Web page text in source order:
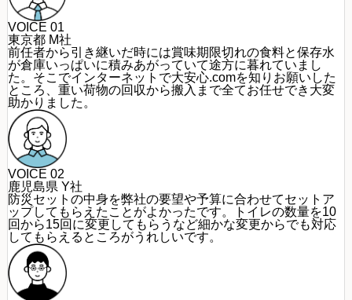
VOICE 01
東京都 M社
前任者から引き継いだ時には賞味期限切れの食料と保存水
が倉庫いっぱいに積みあがっていて途方に暮れていまし
た。そこでインターネットで大安心.comを知りお願いした
ところ、重い荷物の回収から搬入まで全てお任せでき大変
助かりました。
VOICE 02
鹿児島県 Y社
防災セットの中身を弊社の要望や予算に合わせてセットア
ップしてもらえたことがよかったです。トイレの数量を10
回から15回に変更してもらうなど細かな変更からでも対応
してもらえるところがうれしいです。